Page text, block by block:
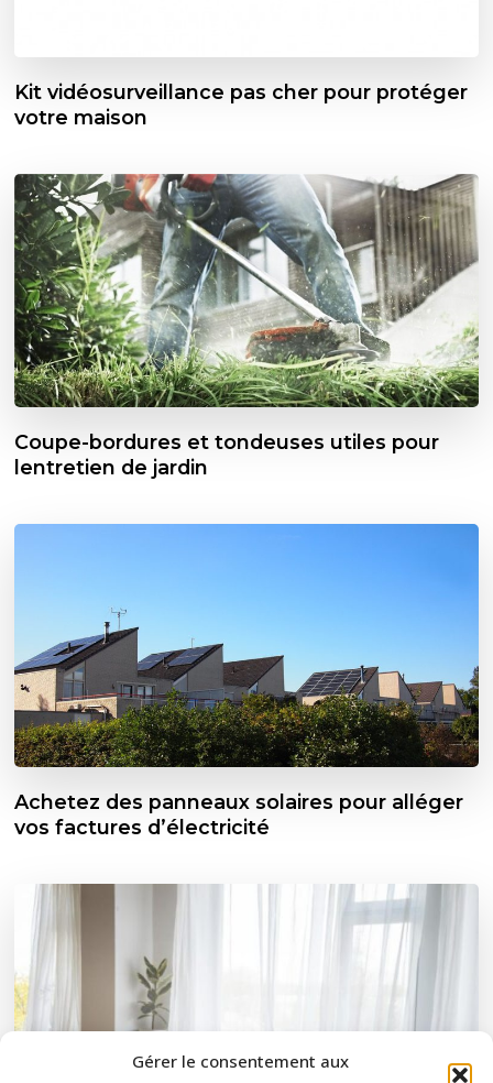
Gérer le consentement aux
Kit vidéosurveillance pas cher pour protéger
votre maison
Coupe-bordures et tondeuses utiles pour
lentretien de jardin
Achetez des panneaux solaires pour alléger
vos factures d’électricité